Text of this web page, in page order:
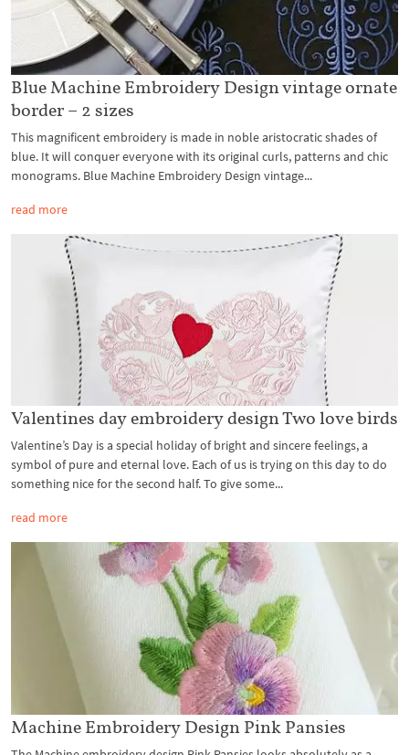
Blue Machine Embroidery Design vintage ornate
border – 2 sizes
This magnificent embroidery is made in noble aristocratic shades of
blue. It will conquer everyone with its original curls, patterns and chic
monograms. Blue Machine Embroidery Design vintage...
read more
Valentines day embroidery design Two love birds
Valentine’s Day is a special holiday of bright and sincere feelings, a
symbol of pure and eternal love. Each of us is trying on this day to do
something nice for the second half. To give some...
read more
Machine Embroidery Design Pink Pansies